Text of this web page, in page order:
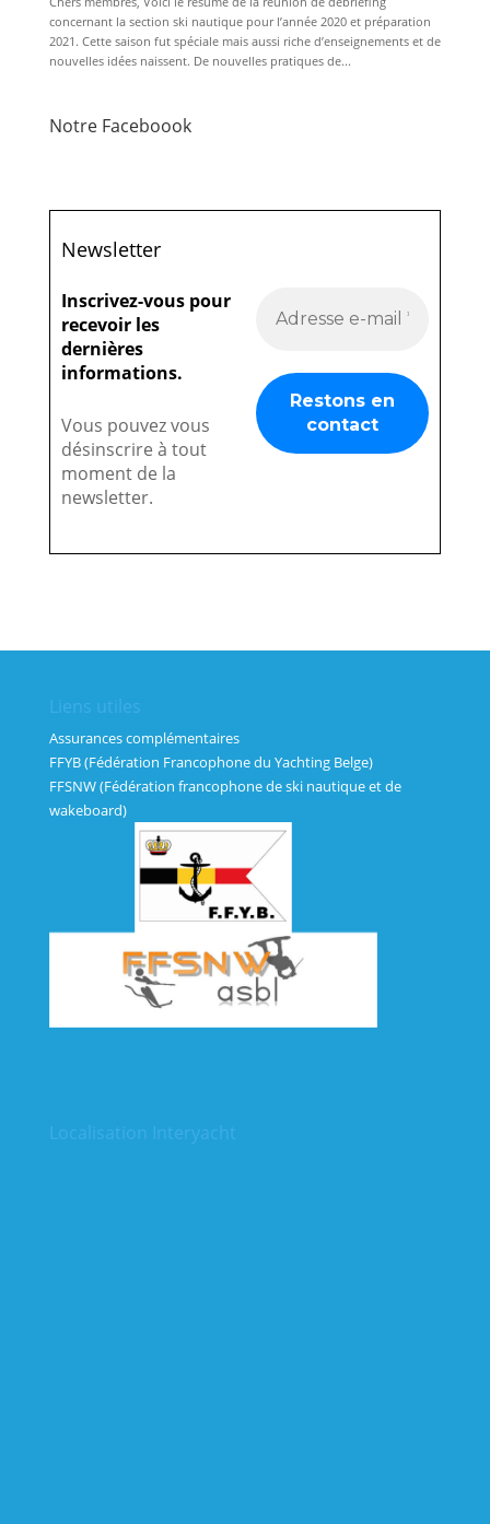
concernant la section ski nautique pour l’année 2020 et préparation
2021. Cette saison fut spéciale mais aussi riche d’enseignements et de
nouvelles idées naissent. De nouvelles pratiques de...
Notre Faceboook
Newsletter
Inscrivez-vous pour
recevoir les
dernières
informations.
Vous pouvez vous
désinscrire à tout
moment de la
newsletter.
Liens utiles
Assurances complémentaires
FFYB (Fédération Francophone du Yachting Belge)
FFSNW (Fédération francophone de ski nautique et de
wakeboard)
Localisation Interyacht